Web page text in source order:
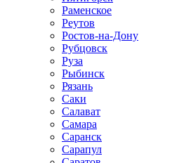
Раменское
Реутов
Ростов-на-Дону
Рубцовск
Руза
Рыбинск
Рязань
Саки
Салават
Самара
Саранск
Сарапул